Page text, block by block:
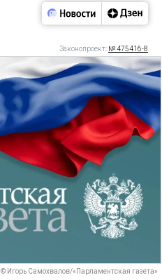
Законопроект: № 475416-8
© Игорь Самохвалов/«Парламентская газета»